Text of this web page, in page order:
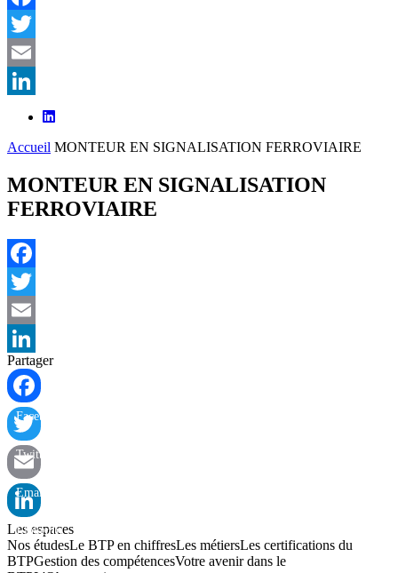
Facebook
Twitter
Email
LinkedIn
Accueil MONTEUR EN SIGNALISATION FERROVIAIRE
MONTEUR EN SIGNALISATION
FERROVIAIRE
Facebook
Twitter
Email
LinkedIn
Partager
Facebook
Twitter
Email
LinkedIn
Les espaces
Nos étudesLe BTP en chiffresLes métiersLes certifications du
BTPGestion des compétencesVotre avenir dans le